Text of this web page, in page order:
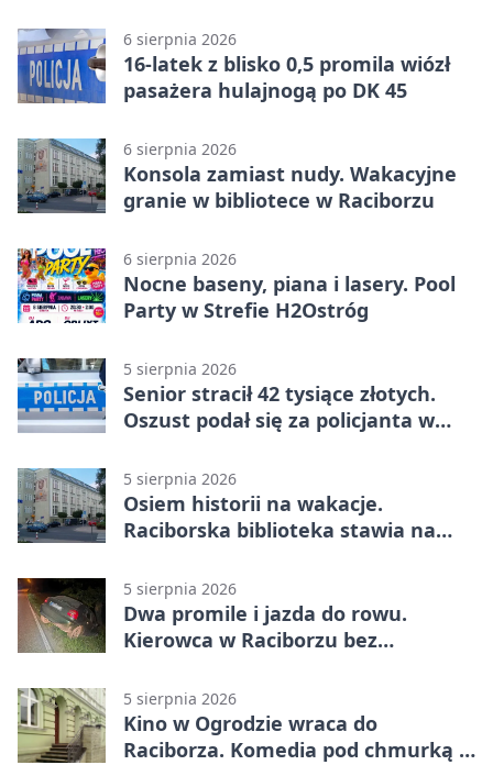
6 sierpnia 2026
16-latek z blisko 0,5 promila wiózł
pasażera hulajnogą po DK 45
6 sierpnia 2026
Konsola zamiast nudy. Wakacyjne
granie w bibliotece w Raciborzu
6 sierpnia 2026
Nocne baseny, piana i lasery. Pool
Party w Strefie H2Ostróg
5 sierpnia 2026
Senior stracił 42 tysiące złotych.
Oszust podał się za policjanta w
5 sierpnia 2026
Osiem historii na wakacje.
Raciborska biblioteka stawia na
5 sierpnia 2026
Dwa promile i jazda do rowu.
Kierowca w Raciborzu bez
5 sierpnia 2026
Kino w Ogrodzie wraca do
Raciborza. Komedia pod chmurką w